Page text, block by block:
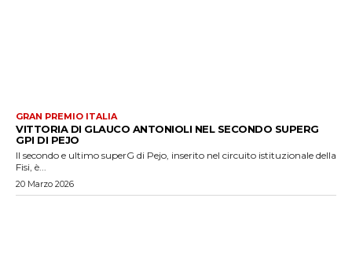
GRAN PREMIO ITALIA
VITTORIA DI GLAUCO ANTONIOLI NEL SECONDO SUPERG
GPI DI PEJO
Il secondo e ultimo superG di Pejo, inserito nel circuito istituzionale della
Fisi, è...
20 Marzo 2026